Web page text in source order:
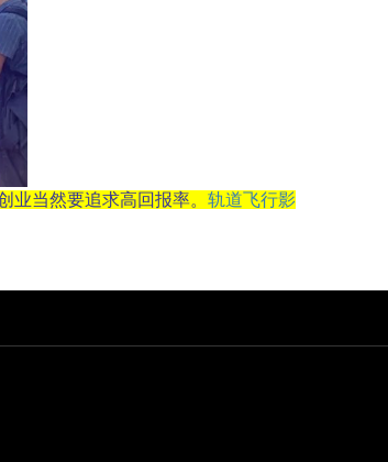
当然要追求高回报率。 轨道飞行影